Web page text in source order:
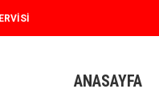
ANASAYFA